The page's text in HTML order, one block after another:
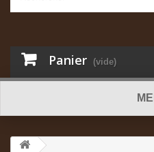
Panier (vide)